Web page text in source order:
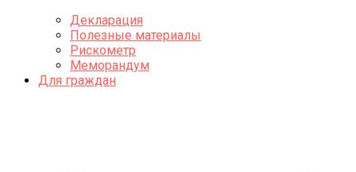
Декларация
Полезные материалы
Рискометр
Меморандум
Для граждан